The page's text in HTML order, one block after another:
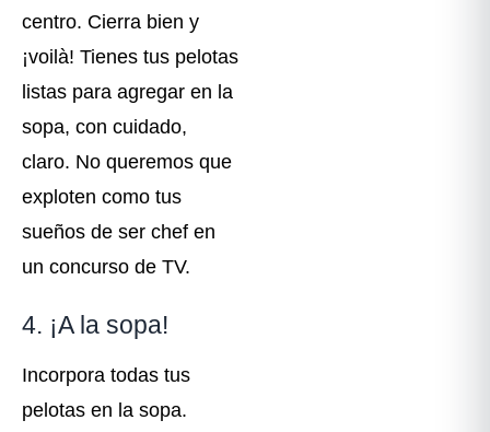
centro. Cierra bien y
¡voilà! Tienes tus pelotas
listas para agregar en la
sopa, con cuidado,
claro. No queremos que
exploten como tus
sueños de ser chef en
un concurso de TV.
4. ¡A la sopa!
Incorpora todas tus
pelotas en la sopa.